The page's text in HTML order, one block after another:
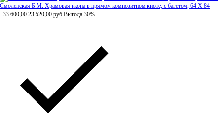
Смоленская Б.М. Храмовая икона в прямом композитном киоте, с багетом, 64 Х 84
33 600,00 23 520,00 руб Выгода 30%